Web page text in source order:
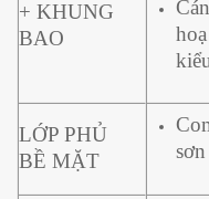
+ KHUNG
BAO
LỚP PHỦ
BỀ MẶT